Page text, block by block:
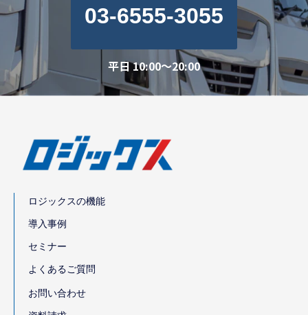
03-6555-3055
平日 10:00～20:00
ロジックスの機能
導入事例
セミナー
よくあるご質問
お問い合わせ